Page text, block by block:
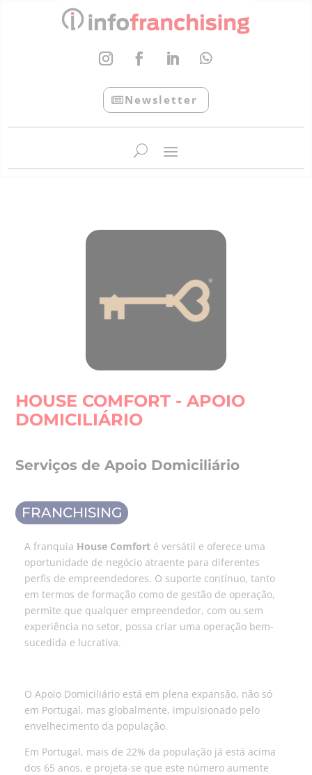
Newsletter
HOUSE COMFORT - APOIO
DOMICILIÁRIO
Serviços de Apoio Domiciliário
FRANCHISING
A franquia House Comforté versátil e oferece uma
oportunidade de negócio atraente para diferentes
perfis de empreendedores. O suporte contínuo, tanto
em termos de formação como de gestão de operação,
permite que qualquer empreendedor, com ou sem
experiência no setor, possa criar uma operação bem-
sucedida e lucrativa.
O Apoio Domiciliário está em plena expansão, não só
em Portugal, mas globalmente, impulsionado pelo
envelhecimento da população.
Em Portugal, mais de 22% da população já está acima
dos 65 anos, e projeta-se que este número aumente